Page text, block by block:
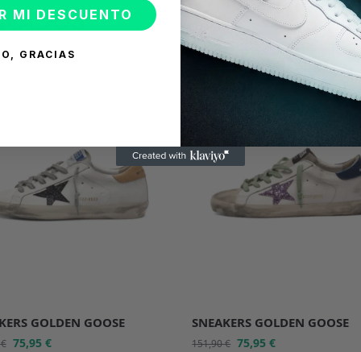
GOLDEN GOOSE
€ 75,95 €
SNEAKERS GOLDEN GOOSE
151,90€ 75,95€
MI DESCUENTO
GRACIAS